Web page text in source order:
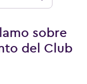
sobre
del Club